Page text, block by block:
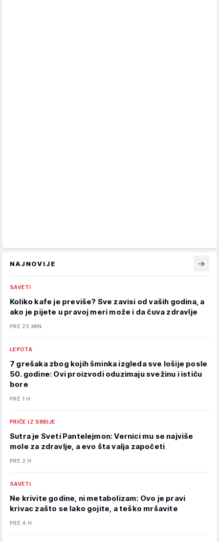
NAJNOVIJE
SAVETI
Koliko kafe je previše? Sve zavisi od vaših godina, a
ako je pijete u pravoj meri može i da čuva zdravlje
PRE 25 MIN
LEPOTA
7 grešaka zbog kojih šminka izgleda sve lošije posle
50. godine: Ovi proizvodi oduzimaju svežinu i ističu
bore
PRE 1 H
PRIČE IZ SRBIJE
Sutra je Sveti Pantelejmon: Vernici mu se najviše
mole za zdravlje, a evo šta valja započeti
PRE 2 H
SAVETI
Ne krivite godine, ni metabolizam: Ovo je pravi
krivac zašto se lako gojite, a teško mršavite
PRE 4 H